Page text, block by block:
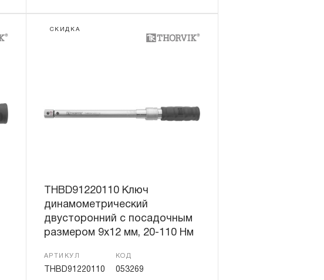
СКИДКА
THBD91220110 Ключ
динамометрический
двусторонний с посадочным
размером 9х12 мм, 20-110 Нм
АРТИКУЛ
THBD91220110
КОД
053269